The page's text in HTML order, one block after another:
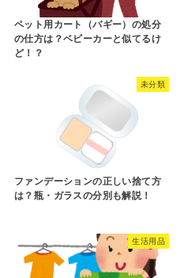
ペット用カート（バギー）の処分
の仕方は？ベビーカーと似てるけ
ど！？
未分類
ファンデーションの正しい捨て方
は？瓶・ガラスの分別も解説！
生活用品